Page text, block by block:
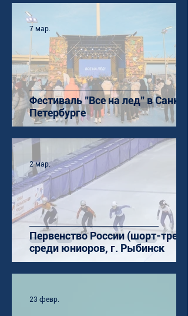
Фестиваль "Все на лед" в Санкт-
Петербурге
7 мар.
Первенство России (шорт-трек)
среди юниоров, г. Рыбинск
2 мар.
23 февр.